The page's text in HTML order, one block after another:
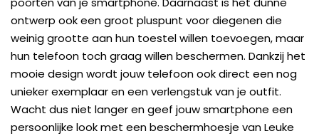
ontwerp ook een groot pluspunt voor diegenen die
weinig grootte aan hun toestel willen toevoegen, maar
hun telefoon toch graag willen beschermen. Dankzij het
mooie design wordt jouw telefoon ook direct een nog
unieker exemplaar en een verlengstuk van je outfit.
Wacht dus niet langer en geef jouw smartphone een
persoonlijke look met een beschermhoesje van Leuke